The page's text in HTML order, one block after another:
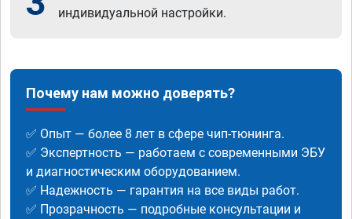
индивидуальной настройки.
Почему нам можно доверять?
✅ Опыт — более 8 лет в сфере чип-тюнинга.
✅ Экспертность — работаем с современными ЭБУ
и диагностическим оборудованием.
✅ Надежность — гарантия на все виды работ.
✅ Прозрачность — подробные консультации и